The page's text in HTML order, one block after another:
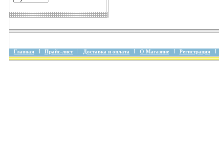
Главная Прайс-лист Доставка и оплата О Магазине Регистрация